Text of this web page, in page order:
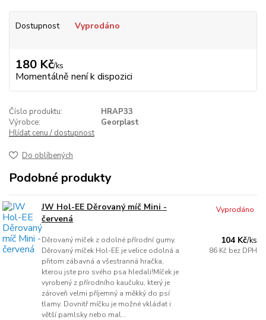
Dostupnost Vyprodáno
180 Kč/ks
Momentálně není k dispozici
Číslo produktu:
HRAP33
Výrobce:
Georplast
Hlídat cenu / dostupnost
Do oblíbených
Podobné produkty
JW Hol-EE Děrovaný míč Mini -
červená
Děrovaný míček z odolné přírodní gumy.
Děrovaný míček Hol-EE je velice odolná a
přitom zábavná a všestranná hračka,
kterou jste pro svého psa hledali!Míček je
vyrobený z přírodního kaučuku, který je
zároveň velmi příjemný a měkký do psí
tlamy. Dovnitř míčku je možné vkládat i
větší pamlsky nebo mal...
104 Kč/ks
86 Kč bez DPH
Vyprodáno